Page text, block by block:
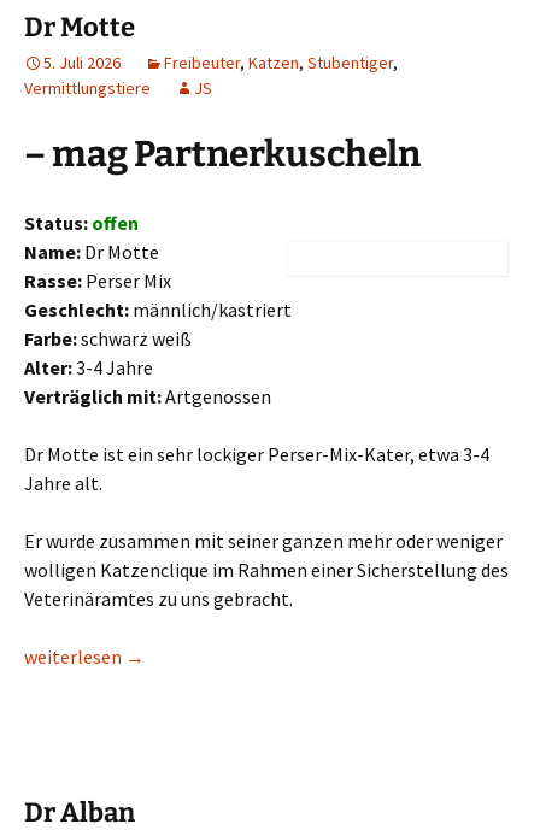
Dr Motte
5. Juli 2026 Freibeuter, Katzen, Stubentiger,
Vermittlungstiere
JS
– mag Partnerkuscheln
Status: offen
Name: Dr Motte
Rasse: Perser Mix
Geschlecht: männlich/kastriert
Farbe:schwarz weiß
Alter:3-4 Jahre
Verträglich mit:Artgenossen
Dr Motte ist ein sehr lockiger Perser-Mix-Kater, etwa 3-4
Jahre alt.
Er wurde zusammen mit seiner ganzen mehr oder weniger
wolligen Katzenclique im Rahmen einer Sicherstellung des
Veterinäramtes zu uns gebracht.
Dr Motte
weiterlesen →
Dr Alban